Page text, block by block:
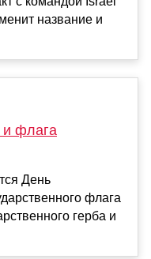
название и
и флага
День
флага
герба и